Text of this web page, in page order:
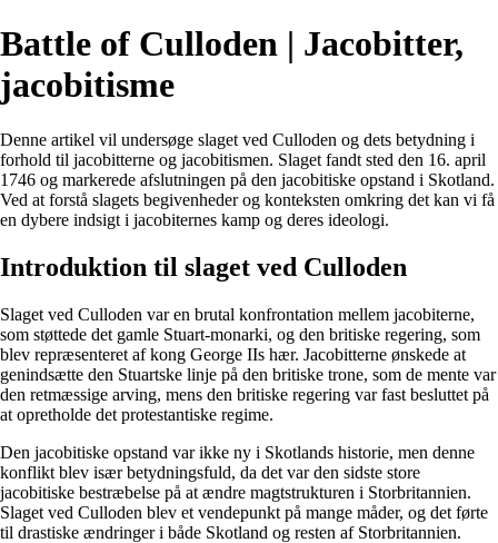
Battle of Culloden | Jacobitter,
jacobitisme
Denne artikel vil undersøge slaget ved Culloden og dets betydning i
forhold til jacobitterne og jacobitismen. Slaget fandt sted den 16. april
1746 og markerede afslutningen på den jacobitiske opstand i Skotland.
Ved at forstå slagets begivenheder og konteksten omkring det kan vi få
en dybere indsigt i jacobiternes kamp og deres ideologi.
Introduktion til slaget ved Culloden
Slaget ved Culloden var en brutal konfrontation mellem jacobiterne,
som støttede det gamle Stuart-monarki, og den britiske regering, som
blev repræsenteret af kong George IIs hær. Jacobitterne ønskede at
genindsætte den Stuartske linje på den britiske trone, som de mente var
den retmæssige arving, mens den britiske regering var fast besluttet på
at opretholde det protestantiske regime.
Den jacobitiske opstand var ikke ny i Skotlands historie, men denne
konflikt blev især betydningsfuld, da det var den sidste store
jacobitiske bestræbelse på at ændre magtstrukturen i Storbritannien.
Slaget ved Culloden blev et vendepunkt på mange måder, og det førte
til drastiske ændringer i både Skotland og resten af Storbritannien.